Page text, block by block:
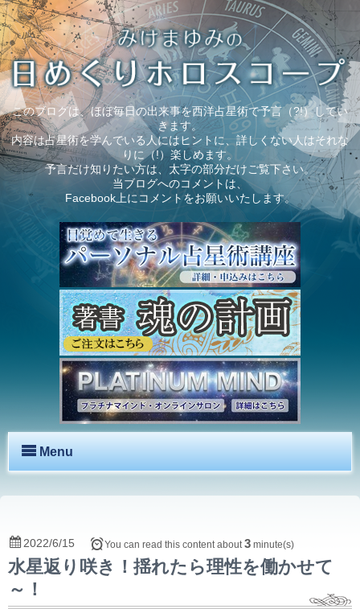
このブログは、ほぼ毎日の出来事を西洋占星術で予言（?!）してい
きます。
内容は占星術を学んでいる人にはヒントに、詳しくない人はそれな
りに（!）楽しめます。
予言だけ知りたい方は、太字の部分だけご覧下さい。
当ブログへのコメントは、
Facebook上にコメントをお願いいたします。
Menu
水星返り咲き！揺れたら理性を働かせて
～！
2022/6/15 You can read this content about3 minute(s)